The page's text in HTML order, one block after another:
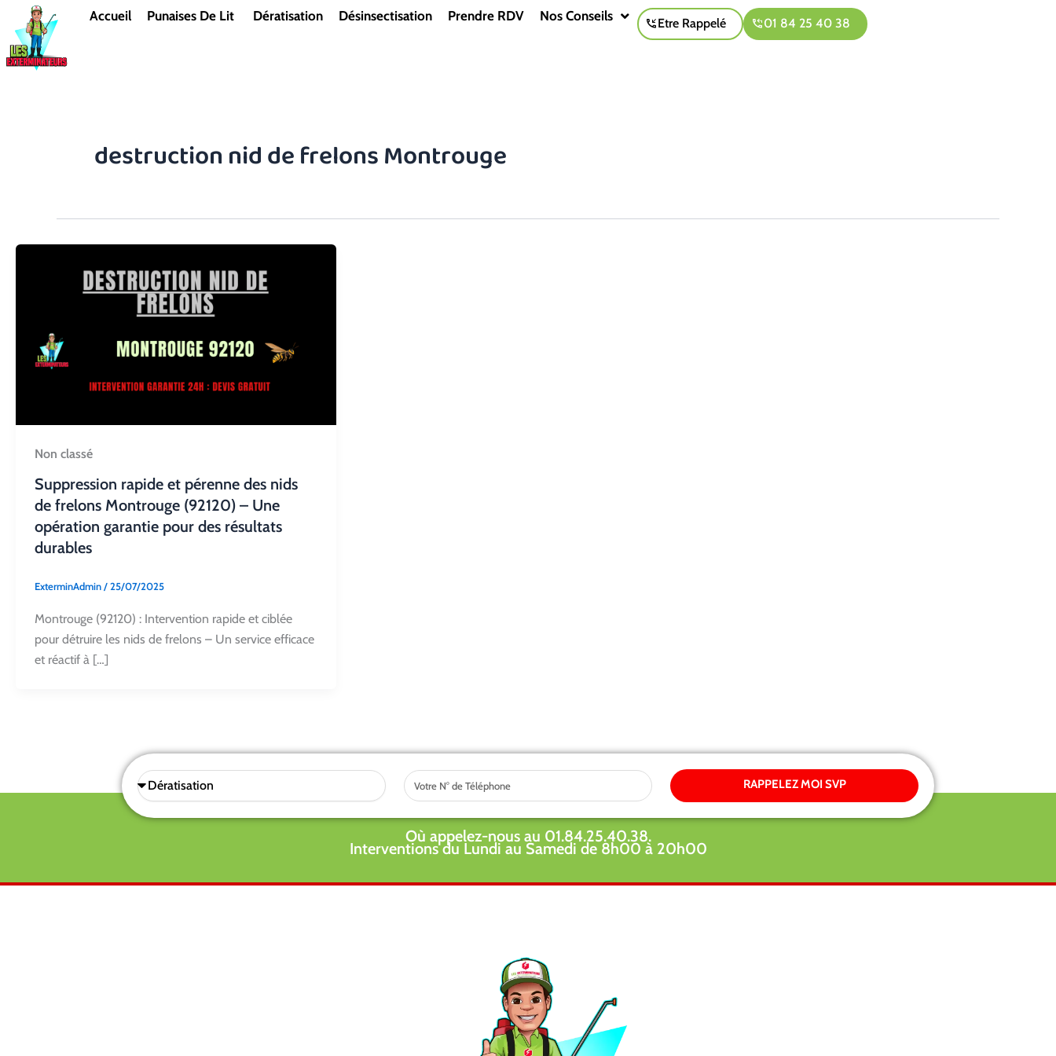
contenu
Accueil Punaises De Lit Dératisation Désinsectisation Prendre RDV Nos Conseils Etre Rappelé 01 84 25 40 38
destruction nid de frelons Montrouge
Non classé
Suppression rapide et pérenne des nids
de frelons Montrouge (92120) – Une
opération garantie pour des résultats
durables
ExterminAdmin/25/07/2025
Montrouge (92120) : Intervention rapide et ciblée
pour détruire les nids de frelons – Un service efficace
et réactif à […]
Sélectionnez
une
Tel RAPPELEZ MOI SVP
Où appelez-nous au 01.84.25.40.38.
Interventions du Lundi au Samedi de 8h00 à 20h00